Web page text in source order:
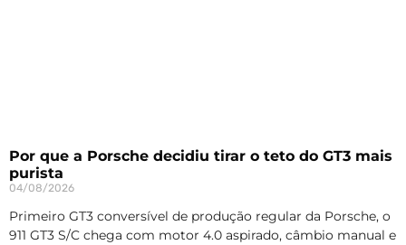
Por que a Porsche decidiu tirar o teto do GT3 mais
purista
04/08/2026
Primeiro GT3 conversível de produção regular da Porsche, o
911 GT3 S/C chega com motor 4.0 aspirado, câmbio manual e